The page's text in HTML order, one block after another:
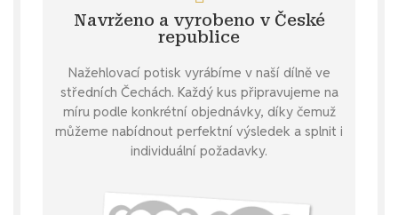
Navrženo a vyrobeno v České
republice
Nažehlovací potisk vyrábíme v naší dílně ve
středních Čechách. Každý kus připravujeme na
míru podle konkrétní objednávky, díky čemuž
můžeme nabídnout perfektní výsledek a splnit i
individuální požadavky.